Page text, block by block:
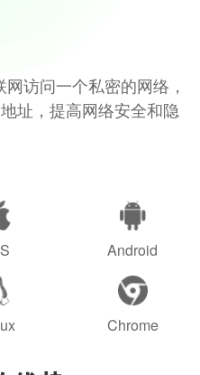
访问一个私密的网络，
址，提高网络安全和隐
Android
Chrome